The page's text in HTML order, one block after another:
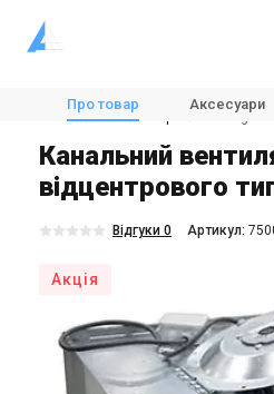
Магазин Вентиляція
Канальні вентилятори
Ostberg RK
Про товар Аксесуари
Канальний
відцентрового
Відгуки 0 Aртикул:
Акція